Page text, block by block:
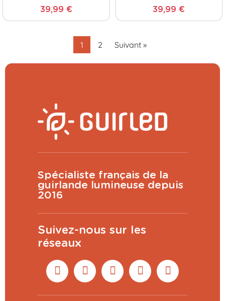
39,99 € 39,99 €
1 2 Suivant »
Spécialiste français de la
guirlande lumineuse depuis
2016
Suivez-nous sur les
réseaux